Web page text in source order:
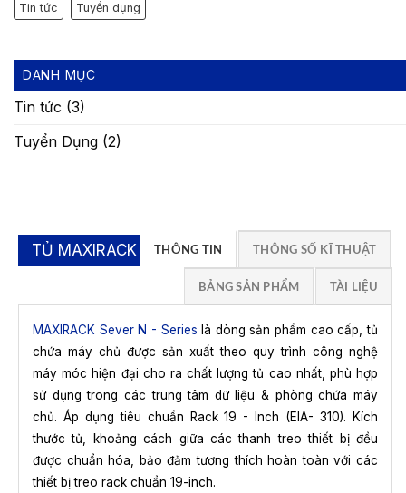
Tin tức Tuyển dụng
DANH MỤC
Tin tức (3)
Tuyển Dụng (2)
TỦ MAXIRACK N THÔNG TIN THÔNG SỐ KĨ THUẬT
BẢNG SẢN PHẨM TÀI LIỆU
MAXIRACK Sever N - Series là dòng sản phẩm cao cấp, tủ
chứa máy chủ được sản xuất theo quy trình công nghệ
máy móc hiện đại cho ra chất lượng tủ cao nhất, phù hợp
sử dụng trong các trung tâm dữ liệu & phòng chứa máy
chủ. Áp dụng tiêu chuẩn Rack 19 - Inch (EIA- 310). Kích
thước tủ, khoảng cách giữa các thanh treo thiết bị đều
được chuẩn hóa, bảo đảm tương thích hoàn toàn với các
thiết bị treo rack chuẩn 19-inch.